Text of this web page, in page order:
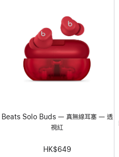
Beats Solo Buds — 真無線耳塞 — 透
視紅
HK$649